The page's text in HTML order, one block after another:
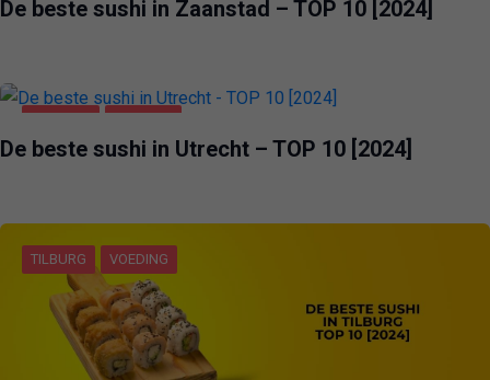
De beste sushi in Zaanstad – TOP 10 [2024]
UTRECHT VOEDING
De beste sushi in Utrecht – TOP 10 [2024]
TILBURG VOEDING